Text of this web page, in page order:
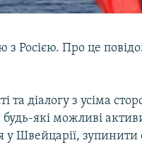
з Росією. Про це
та діалогу з усіма
які можливі
у Швейцарії, зупинити